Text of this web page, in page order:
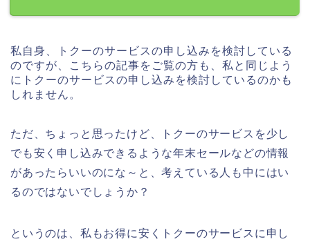
私自身、トクーのサービスの申し込みを検討している
のですが、こちらの記事をご覧の方も、私と同じよう
にトクーのサービスの申し込みを検討しているのかも
しれません。
ただ、ちょっと思ったけど、トクーのサービスを少し
でも安く申し込みできるような年末セールなどの情報
があったらいいのにな～と、考えている人も中にはい
るのではないでしょうか？
というのは、私もお得に安くトクーのサービスに申し